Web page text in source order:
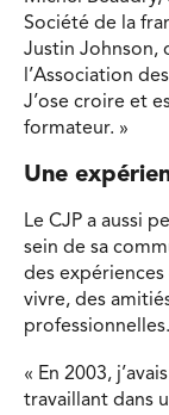
Société de la
Justin Johnson,
l’Association
J’ose croire et
formateur. »
Une
Le CJP a aussi
sein de sa
des expériences
vivre, des
professionnelles.
« En 2003,
travaillant dans